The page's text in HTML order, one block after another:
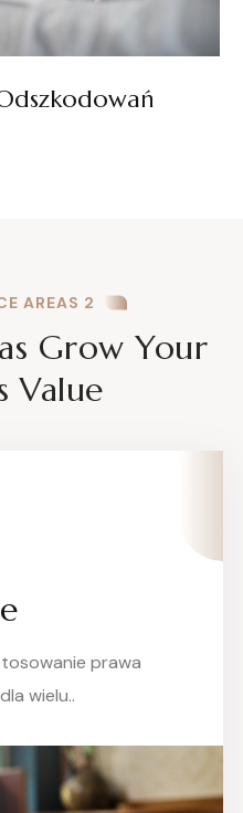
AREAS 2
Grow Your
Value
prawa
wielu..